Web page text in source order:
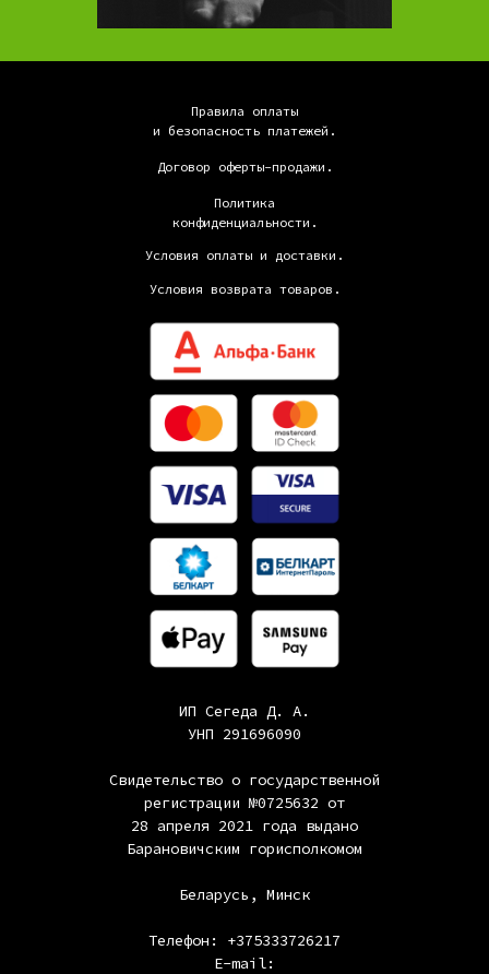
ИП Сегеда Д. А.
УНП 291696090
Свидетельство о государственной
регистрации №0725632 от
28 апреля 2021 года выдано
Барановичским горисполкомом
Беларусь, Минск
Телефон: +375333726217
E-mail:
Правила оплаты
и безопасность платежей.
Политика
конфиденциальности.
Условия оплаты и доставки.
Условия возврата товаров.
Договор оферты-продажи.